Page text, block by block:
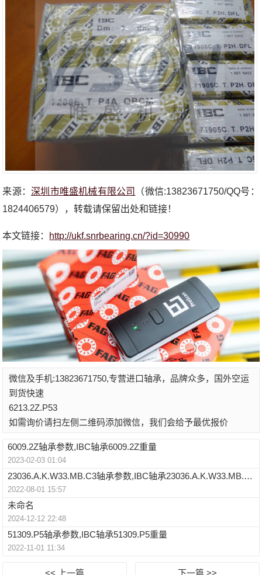
来源：深圳市唯盛机械有限公司
（微信:13823671750/QQ号：
1824406579），转载请保留出处和链接！
本文链接： http://ukf.snrbearing.cn/?id=30990
微信及手机:13823671750,专营进口轴承，品牌众多，国外空运
到货快速
6213.2Z.P53
如需询价请扫左侧二维码添加微信，我们会给予最优报价
6009.2Z轴承参数,IBC轴承6009.2Z重量
2023-02-03 01:04
23036.A.K.W33.MB.C3轴承参数,IBC轴承23036.A.K.W33.MB.C3重量
2022-08-01 15:57
未命名
2024-12-12 22:48
51309.P5轴承参数,IBC轴承51309.P5重量
2022-11-01 11:34